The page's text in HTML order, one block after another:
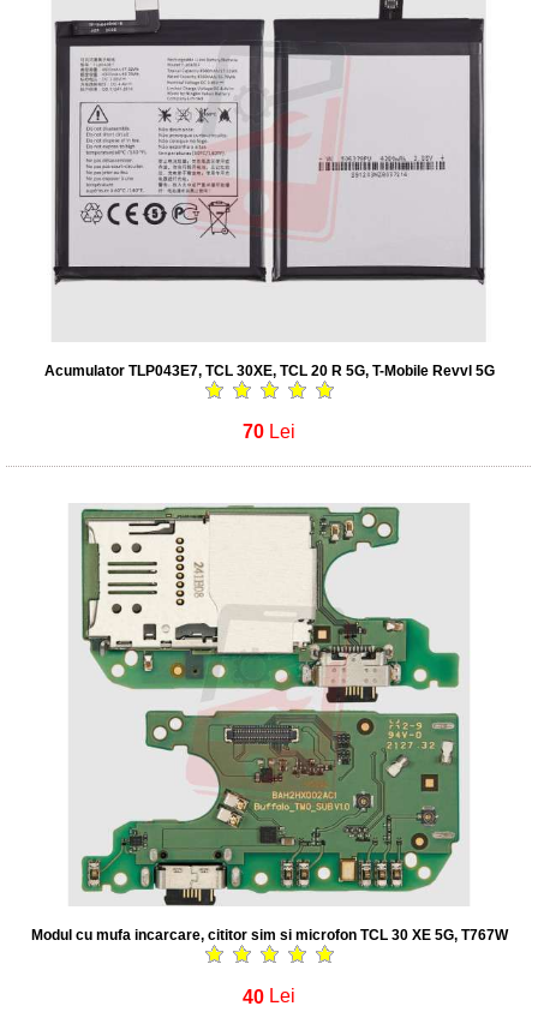
Acumulator TLP043E7, TCL 30XE, TCL 20 R 5G, T-Mobile Revvl 5G
70 Lei
Modul cu mufa incarcare, cititor sim si microfon TCL 30 XE 5G, T767W
40 Lei